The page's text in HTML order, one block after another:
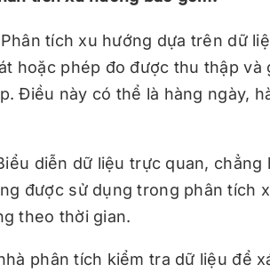
Phân tích xu hướng dựa trên dữ
hoặc phép đo được thu thập và
Điều này có thể là hàng ngày,
diễn dữ liệu trực quan, chẳng
được sử dụng trong phân tích
theo thời gian.
phân tích kiểm tra dữ liệu để